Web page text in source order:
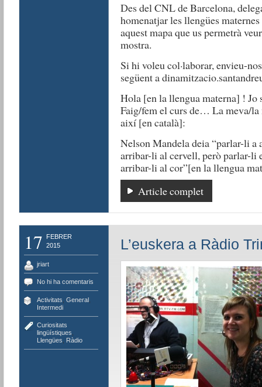
Des del CNL de Barcelona,
homenatjar les llengües
aquest mapa que us permetrà
mostra.
Si hi voleu col·laborar, envieu-
següent a
Hola [en la llengua materna] !
Faig/fem el curs de… La meva/
així [en català]:
Nelson Mandela deia “parlar-li a
arribar-li al cervell, però parlar-li
arribar-li al cor”[en la llengua
Article complet
17
FEBRER
2015
jriart
No hi ha comentaris
Activitats General,
Intermedi
Curiositats
lingüístiques
Llengües
Ràdio
L’euskera a Ràdio